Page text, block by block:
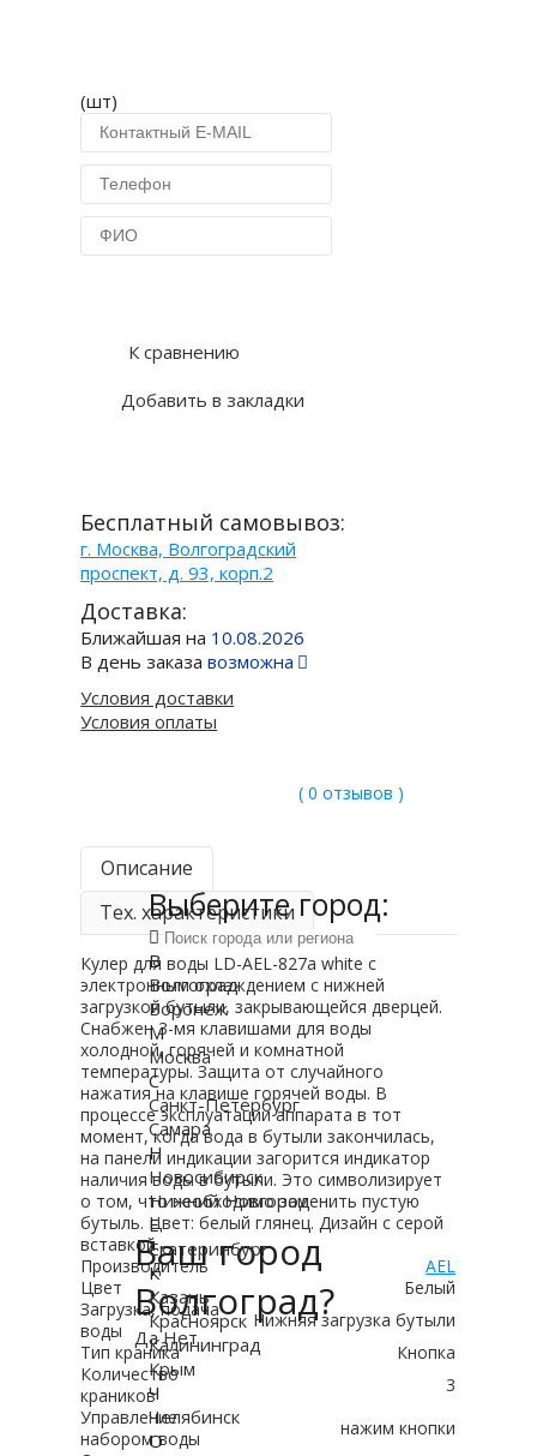
(шт)
К сравнению
Добавить в закладки
Бесплатный самовывоз:
г. Москва, Волгоградский
проспект, д. 93, корп.2
Доставка:
Ближайшая на 10.08.2026
В день заказавозможна
Условия доставки
Условия оплаты
( 0 отзывов )
Описание
Тех. характеристики
Кулер для воды LD-AEL-827a white с
электронным охлаждением c нижней
загрузкой бутыли, закрывающейся дверцей.
Снабжен 3-мя клавишами для воды
холодной, горячей и комнатной
температуры. Защита от случайного
нажатия на клавише горячей воды. В
процессе эксплуатации аппарата в тот
момент, когда вода в бутыли закончилась,
на панели индикации загорится индикатор
наличия воды в бутыли. Это символизирует
о том, что необходимо заменить пустую
бутыль. Цвет: белый глянец. Дизайн с серой
вставкой.
Производитель
AEL
Цвет
Белый
Загрузка, подача
воды
Нижняя загрузка бутыли
Тип краника
Кнопка
Количество
краников
3
Управление
набором воды
нажим кнопки
Ваш город
Волгоград?
Да Нет
Выберите город:
В
Волгоград
Воронеж
М
Москва
С
Санкт-Петербург
Самара
Н
Новосибирск
Нижний Новгород
Е
Екатеринбург
К
Казань
Красноярск
Калининград
Крым
Ч
Челябинск
О